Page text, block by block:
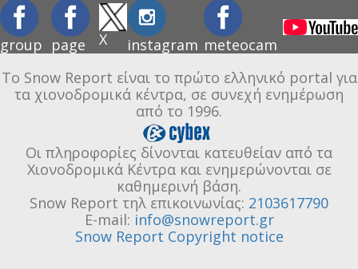
group page X instagram meteocam
Το Snow Report είναι το πρώτο ελληνικό portal για
τα χιονοδρομικά κέντρα, σε συνεχή ενημέρωση
από το 1996.
Οι πληροφορίες δίνονται κατευθείαν από τα
Χιονοδρομικά Κέντρα και ενημερώνονται σε
καθημερινή βάση.
Snow Report τηλ επικοινωνίας: 2103617790
E-mail: info@snowreport.gr
Snow Report Copyright notice